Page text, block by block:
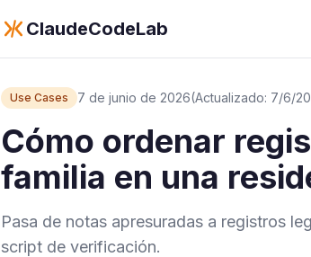
ClaudeCodeLab
Use Cases 7 de junio de 2026(Actualizado: 7/6/
Cómo ordenar
familia en una
Pasa de notas apresuradas a registros
script de verificación.